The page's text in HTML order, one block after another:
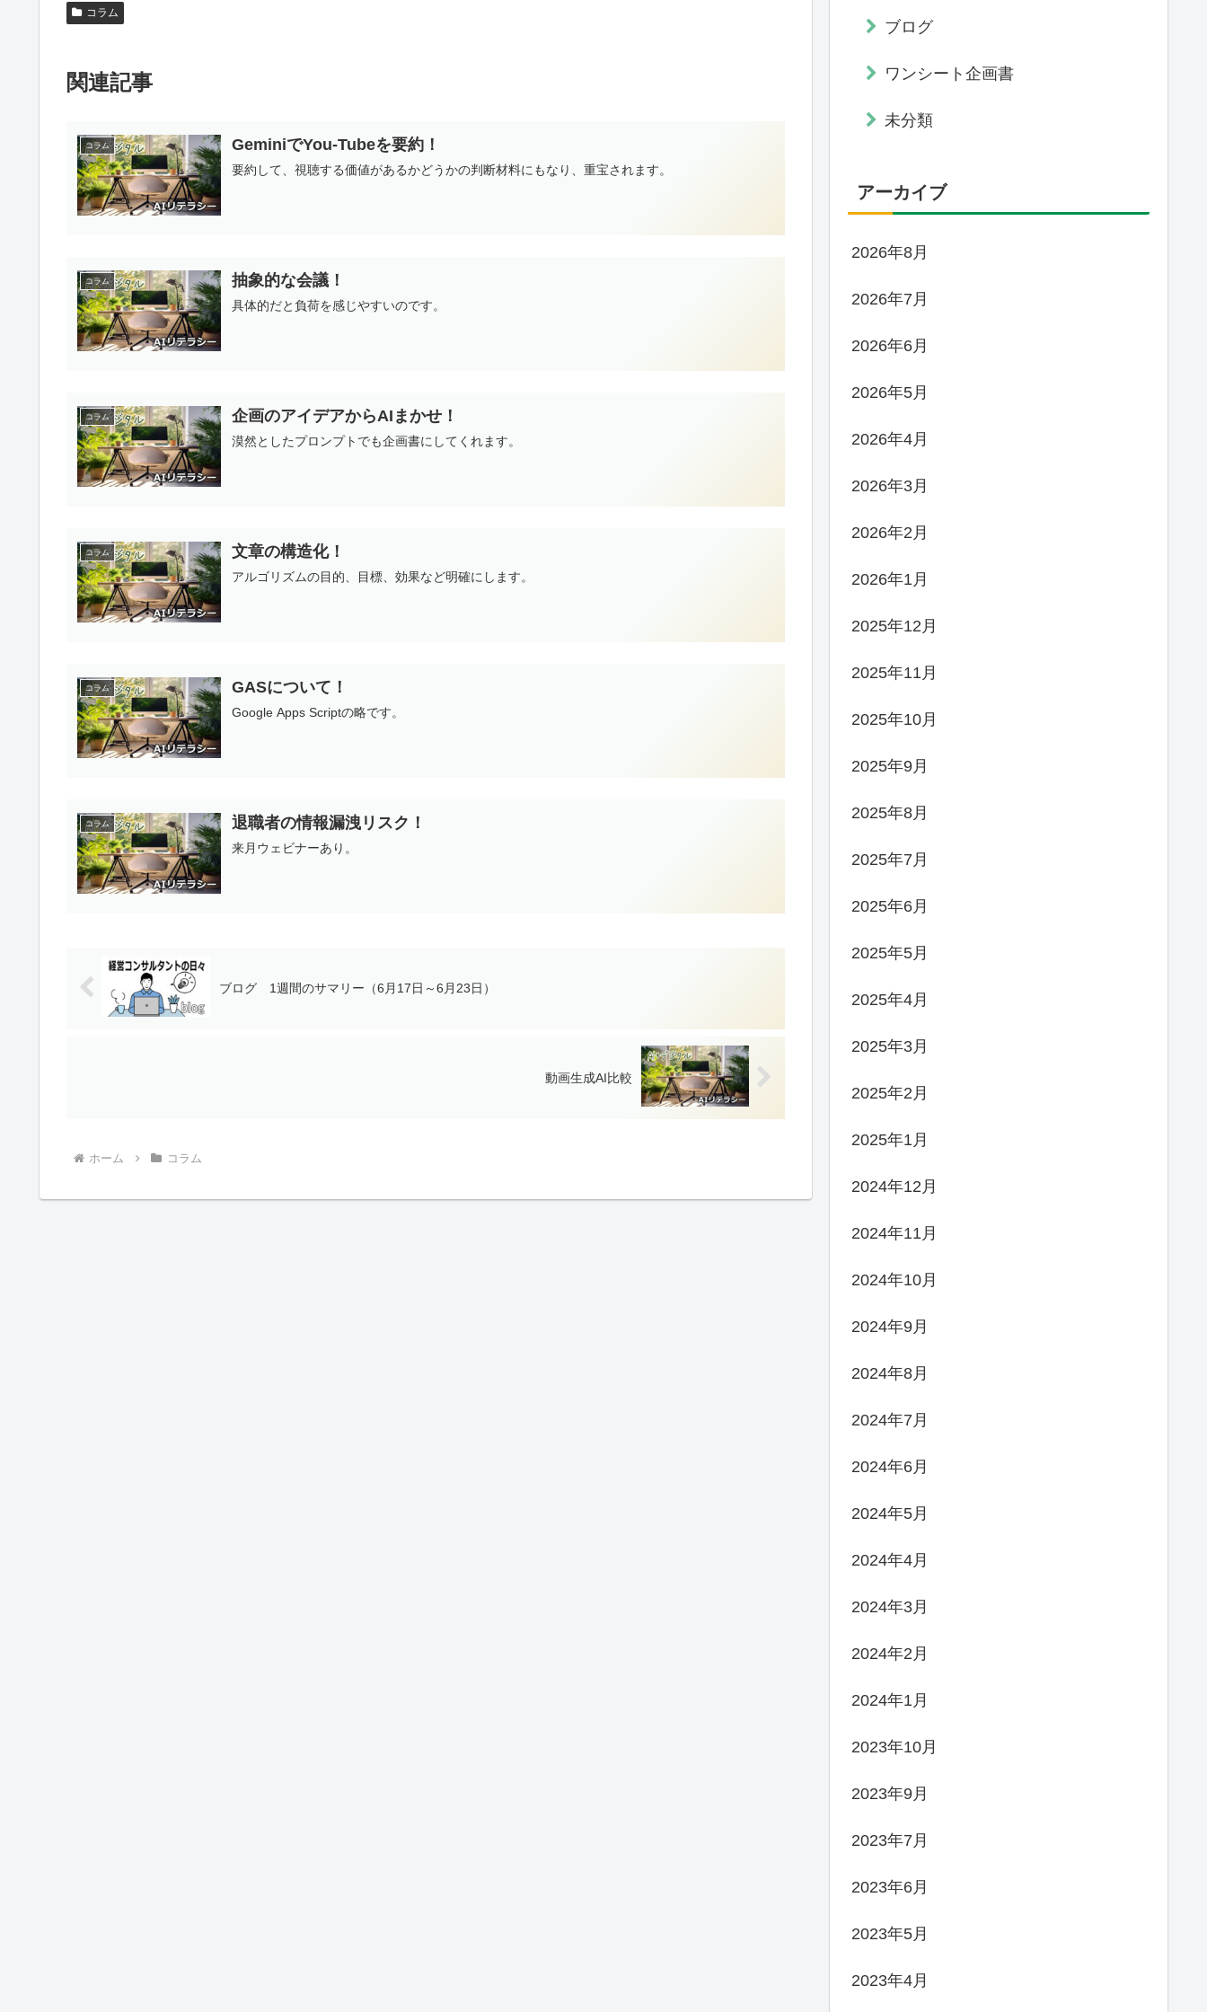
コラム
関連記事
コラム GeminiでYou-Tubeを要約！
要約して、視聴する価値があるかどうかの判断材料にもなり、重宝されます。
コラム 抽象的な会議！
具体的だと負荷を感じやすいのです。
コラム 企画のアイデアからAIまかせ！
漠然としたプロンプトでも企画書にしてくれます。
コラム 文章の構造化！
アルゴリズムの目的、目標、効果など明確にします。
コラム GASについて！
Google Apps Scriptの略です。
コラム 退職者の情報漏洩リスク！
来月ウェビナーあり。
ブログ 1週間のサマリー（6月17日～6月23日）
動画生成AI比較
ホーム コラム
ブログ
ワンシート企画書
未分類
アーカイブ
2026年8月
2026年7月
2026年6月
2026年5月
2026年4月
2026年3月
2026年2月
2026年1月
2025年12月
2025年11月
2025年10月
2025年9月
2025年8月
2025年7月
2025年6月
2025年5月
2025年4月
2025年3月
2025年2月
2025年1月
2024年12月
2024年11月
2024年10月
2024年9月
2024年8月
2024年7月
2024年6月
2024年5月
2024年4月
2024年3月
2024年2月
2024年1月
2023年10月
2023年9月
2023年7月
2023年6月
2023年5月
2023年4月